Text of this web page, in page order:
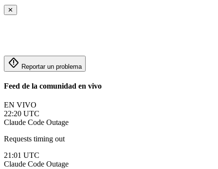
✕
emergency_home Reportar un problema
Feed de la comunidad en vivo
EN VIVO
22:20 UTC
Claude Code Outage
Requests timing out
21:01 UTC
Claude Code Outage